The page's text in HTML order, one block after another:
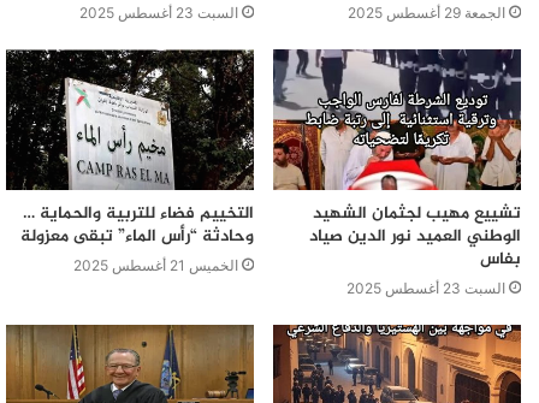
الجمعة 29 أغسطس 2025 السبت 23 أغسطس 2025
تشييع مهيب لجثمان الشهيد
الوطني العميد نور الدين صياد
بفاس
السبت 23 أغسطس 2025
التخييم فضاء للتربية والحماية …
وحادثة “رأس الماء” تبقى معزولة
الخميس 21 أغسطس 2025